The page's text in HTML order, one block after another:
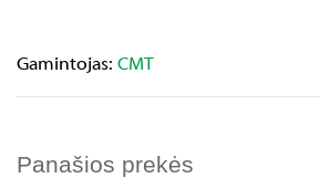
Gamintojas: CMT
Panašios prekės